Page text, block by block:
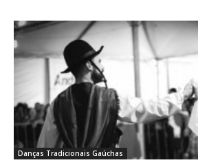
Danças Tradicionais Gaúchas